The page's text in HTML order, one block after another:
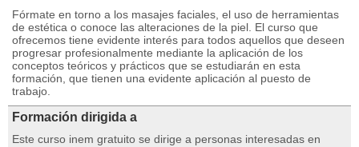
Fórmate en torno a los masajes faciales, el uso de herramientas
de estética o conoce las alteraciones de la piel. El curso que
ofrecemos tiene evidente interés para todos aquellos que deseen
progresar profesionalmente mediante la aplicación de los
conceptos teóricos y prácticos que se estudiarán en esta
formación, que tienen una evidente aplicación al puesto de
trabajo.
Formación dirigida a
Este curso inem gratuito se dirige a personas interesadas en